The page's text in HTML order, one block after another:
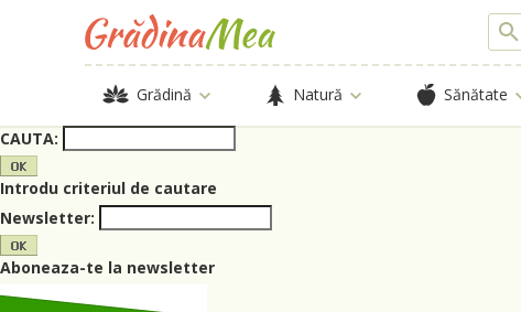
Grădină Natură Sănătate
CAUTA:
Introdu criteriul de cautare
Newsletter:
Aboneaza-te la newsletter